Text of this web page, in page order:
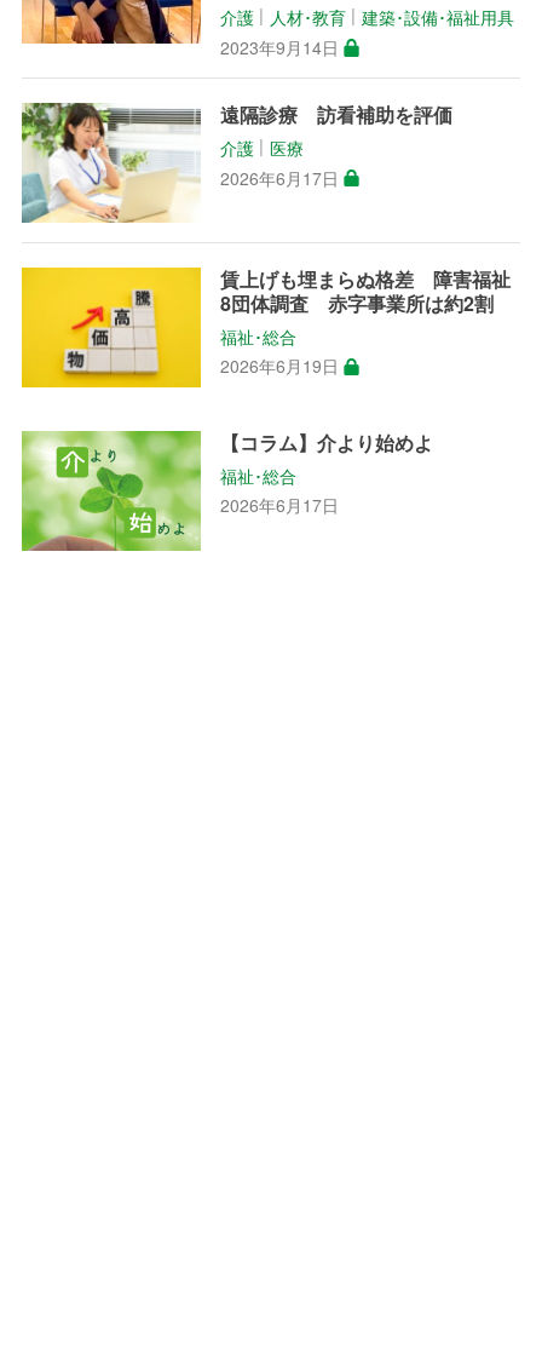
介護 │ 人材･教育 │建築･設備･福祉用具
2023年9月14日
遠隔診療 訪看補助を評価
介護 │医療
2026年6月17日
賃上げも埋まらぬ格差 障害福祉
8団体調査 赤字事業所は約2割
福祉･総合
2026年6月19日
【コラム】介より始めよ
福祉･総合
2026年6月17日